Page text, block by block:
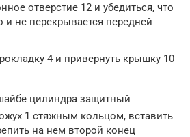
отверстие 12 и убедиться, что
и не перекрывается передней
4 и привернуть крышку 10
цилиндра защитный
1 стяжным кольцом, вставить
на нем второй конец